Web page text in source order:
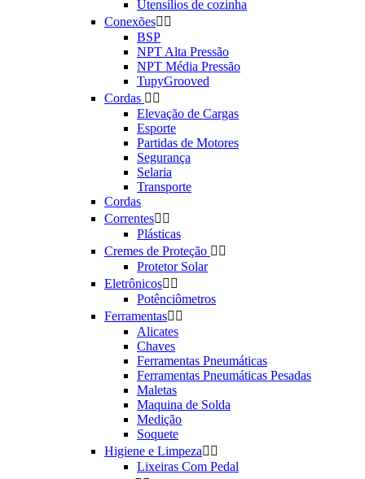
Utensílios de cozinha
Conexões 
BSP
NPT Alta Pressão
NPT Média Pressão
TupyGrooved
Cordas  
Elevação de Cargas
Esporte
Partidas de Motores
Segurança
Selaria
Transporte
Cordas
Correntes 
Plásticas
Cremes de Proteção  
Protetor Solar
Eletrônicos 
Potênciômetros
Ferramentas 
Alicates
Chaves
Ferramentas Pneumáticas
Ferramentas Pneumáticas Pesadas
Maletas
Maquina de Solda
Medição
Soquete
Higiene e Limpeza 
Lixeiras Com Pedal